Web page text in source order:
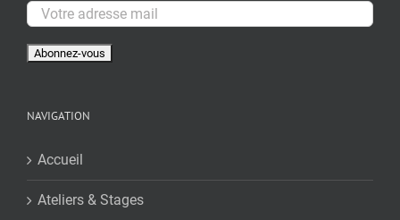
NAVIGATION
Accueil
Ateliers & Stages